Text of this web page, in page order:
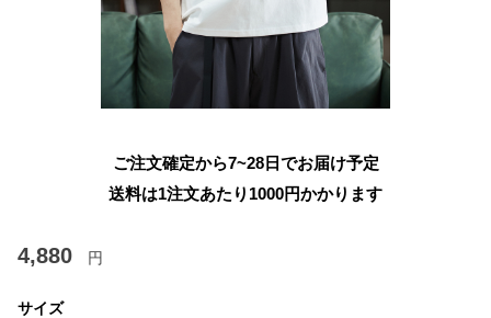
ご注文確定から7~28日でお届け予定
送料は1注文あたり 1000円かかります
4,880 円
サイズ